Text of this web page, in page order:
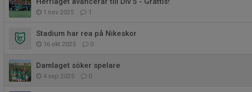
1 nov 2025 1
Stadium har rea på Nikeskor
16 okt 2025 0
Damlaget söker spelare
4 sep 2025 0